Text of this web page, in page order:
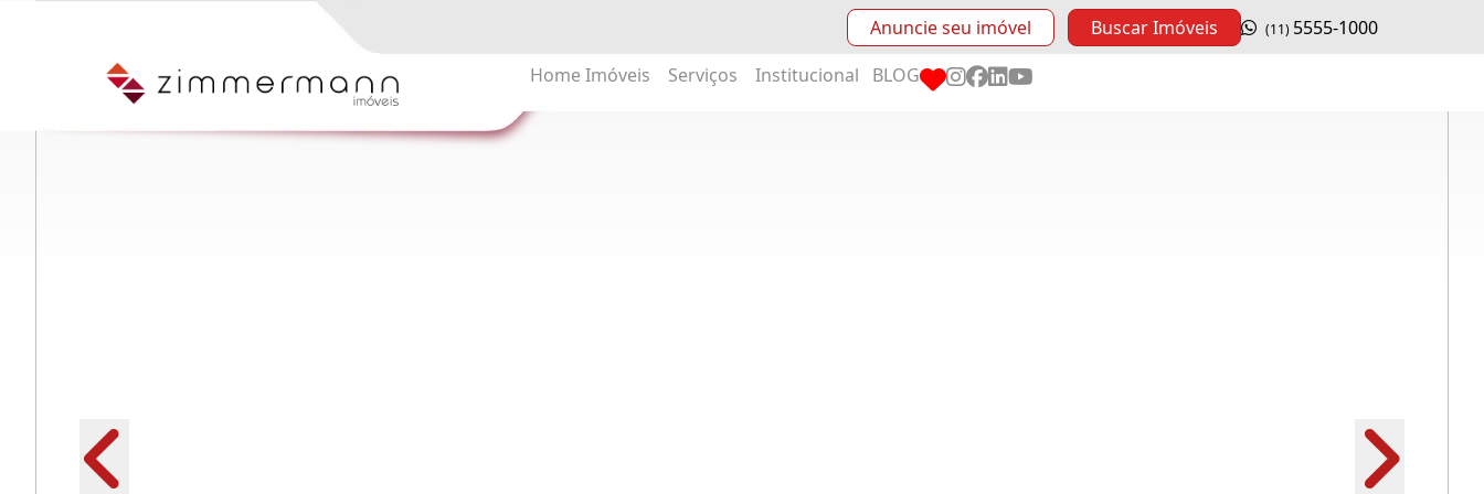
Anuncie seu imóvel Buscar Imóveis (11) 5555-1000
Home Imóveis Serviços Institucional BLOG